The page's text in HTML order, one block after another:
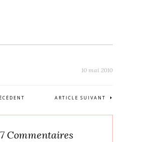
10 mai 2010
ARTICLE SUIVANT
7 Commentaires